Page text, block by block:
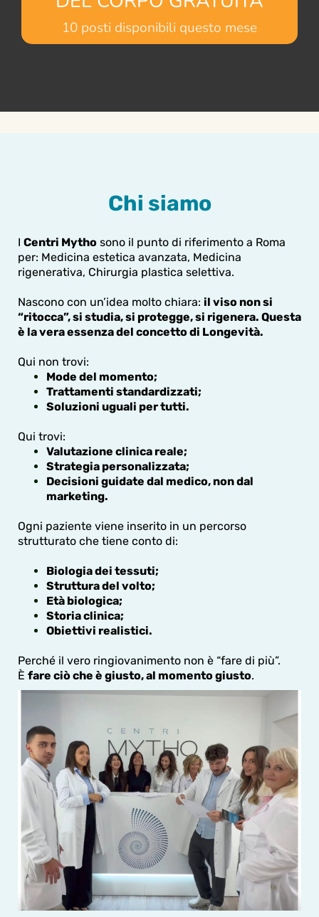
10 posti disponibili questo mese
Chi siamo
I Centri Mytho sono il punto di riferimento a Roma
per: Medicina estetica avanzata, Medicina
rigenerativa, Chirurgia plastica selettiva.
Nascono con un’idea molto chiara: il viso non si
“ritocca”, si studia, si protegge, si rigenera. Questa
è la vera essenza del concetto di Longevità.
Qui non trovi:
Mode del momento;
Trattamenti standardizzati;
Soluzioni uguali per tutti.
Qui trovi:
Valutazione clinica reale;
Strategia personalizzata;
Decisioni guidate dal medico, non dal
marketing.
Ogni paziente viene inserito in un percorso
strutturato che tiene conto di:
Biologia dei tessuti;
Struttura del volto;
Età biologica;
Storia clinica;
Obiettivi realistici.
Perché il vero ringiovanimento non è “fare di più”.
È fare ciò che è giusto, al momento giusto.